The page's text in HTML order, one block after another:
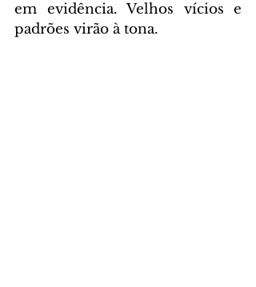
em evidência. Velhos vícios e
padrões virão à tona.